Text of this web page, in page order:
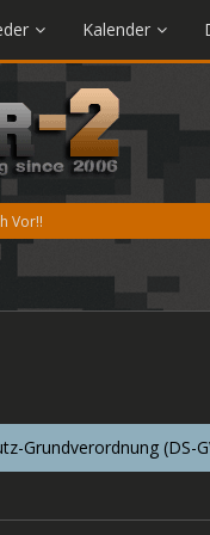
Kalender
Vor!!
Grundverordnung (DS-